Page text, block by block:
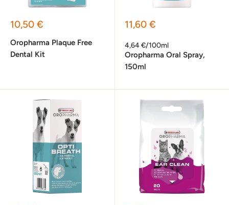
Sonderpreis
10,50 €
Oropharma Plaque Free
Dental Kit
Sonderpreis
11,60 €
4,64 €/100ml
Oropharma Oral Spray,
150ml